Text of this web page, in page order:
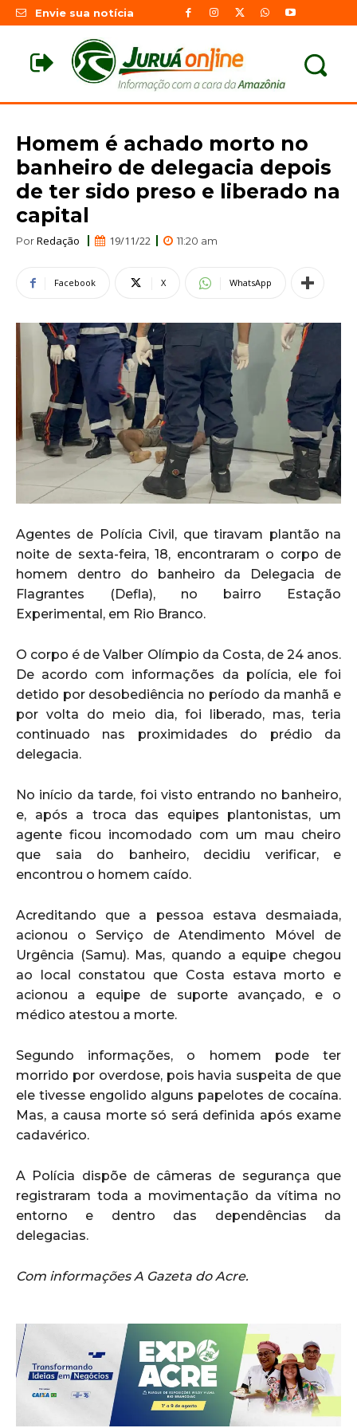
Envie sua notícia
Homem é achado morto no
banheiro de delegacia depois
de ter sido preso e liberado na
capital
PorRedação 19/11/22 11:20 am
Facebook X WhatsApp
Agentes de Polícia Civil, que tiravam plantão na
noite de sexta-feira, 18, encontraram o corpo de
homem dentro do banheiro da Delegacia de
Flagrantes (Defla), no bairro Estação
Experimental, em Rio Branco.
O corpo é de Valber Olímpio da Costa, de 24 anos.
De acordo com informações da polícia, ele foi
detido por desobediência no período da manhã e
por volta do meio dia, foi liberado, mas, teria
continuado nas proximidades do prédio da
delegacia.
No início da tarde, foi visto entrando no banheiro,
e, após a troca das equipes plantonistas, um
agente ficou incomodado com um mau cheiro
que saia do banheiro, decidiu verificar, e
encontrou o homem caído.
Acreditando que a pessoa estava desmaiada,
acionou o Serviço de Atendimento Móvel de
Urgência (Samu). Mas, quando a equipe chegou
ao local constatou que Costa estava morto e
acionou a equipe de suporte avançado, e o
médico atestou a morte.
Segundo informações, o homem pode ter
morrido por overdose, pois havia suspeita de que
ele tivesse engolido alguns papelotes de cocaína.
Mas, a causa morte só será definida após exame
cadavérico.
A Polícia dispõe de câmeras de segurança que
registraram toda a movimentação da vítima no
entorno e dentro das dependências da
delegacias.
Com informações A Gazeta do Acre.